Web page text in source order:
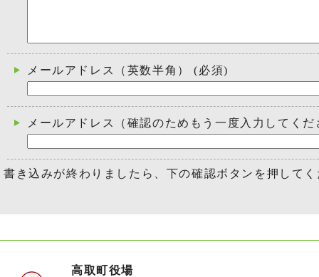
メールアドレス（英数半角） (必須)
メールアドレス（確認のためもう一度入力してくだ
書き込みが終わりましたら、下の確認ボタンを押して
高取町役場